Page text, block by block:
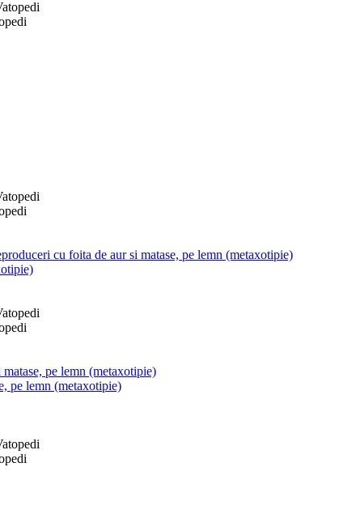
cu foita de aur si matase, pe lemn (metaxotipie)
pe lemn (metaxotipie)
pe lemn (metaxotipie)